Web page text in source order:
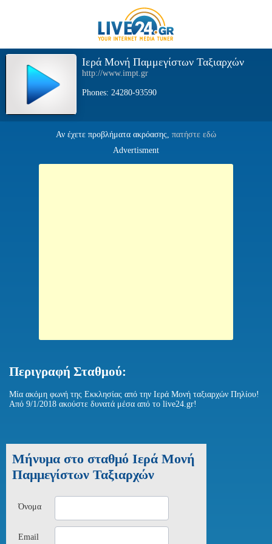
Ιερά Μονή Παμμεγίστων Ταξιαρχών
http://www.impt.gr
Phones: 24280-93590
Αν έχετε προβλήματα ακρόασης, πατήστε εδώ
Advertisment
Περιγραφή Σταθμού:
Μία ακόμη φωνή της Εκκλησίας από την Ιερά Μονή ταξιαρχών Πηλίου!
Από 9/1/2018 ακούστε δυνατά μέσα από το live24.gr!
Μήνυμα στο σταθμό Ιερά Μονή
Παμμεγίστων Ταξιαρχών
Όνομα
Email